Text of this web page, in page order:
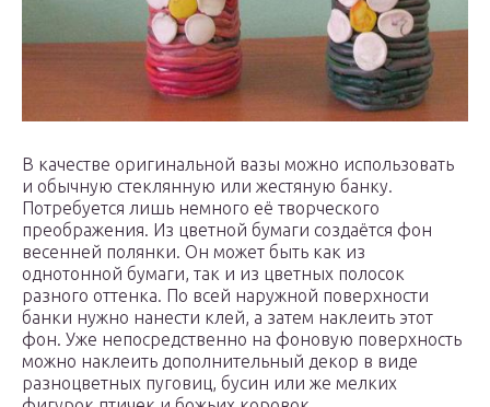
В качестве оригинальной вазы можно использовать
и обычную стеклянную или жестяную банку.
Потребуется лишь немного её творческого
преображения. Из цветной бумаги создаётся фон
весенней полянки. Он может быть как из
однотонной бумаги, так и из цветных полосок
разного оттенка. По всей наружной поверхности
банки нужно нанести клей, а затем наклеить этот
фон. Уже непосредственно на фоновую поверхность
можно наклеить дополнительный декор в виде
разноцветных пуговиц, бусин или же мелких